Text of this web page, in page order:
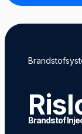
Brandstof